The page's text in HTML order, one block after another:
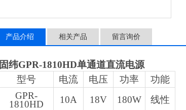
产品介绍 相关产品 留言询价
固纬GPR-1810HD单通道直流电源
型号
电流 电压 功率
功能
GPR-
1810HD
10A 18V 180W 线性